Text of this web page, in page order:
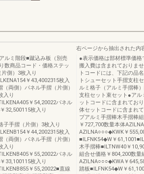
ルミ階段■蹴込み板（別売
数商品コード・価格ステッ
側）3枚入り
￥43,4002315枚入
両側）パネル手摺（片側）
入り
￥54,20022パネル
32,500115枚入り
子手摺（片側）3枚入り
￥44,2002315枚入
両側）パネル手摺（片側）
入り
￥55,20022パネル
33,100115枚入り
￥55,20022■直線
右ページから抽出された内
●表示価格は部材標準価
搬入費は含まれておりま
トコードには、下記の品
トシューセット手摺支柱
ルミ格子（アルミ手摺棒
支柱セット束セット●ア
ットコードに含まれてお
体セットコードに含まれ
プアルミ手摺棒木手摺棒
￥727,700数量本体
AZILNA○○○◆KWK￥
■ILFNK54◆W￥
木手摺棒■ILTNW40￥
組合せ価格￥804,200数量
AZILNA○○○◆KWA￥
踏板■ILFNK54◆W￥